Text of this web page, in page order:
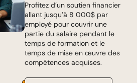
Profitez d’un soutien financier
allant jusqu’à 8 000$ par
employé pour couvrir une
partie du salaire pendant le
temps de formation et le
temps de mise en œuvre des
compétences acquises.